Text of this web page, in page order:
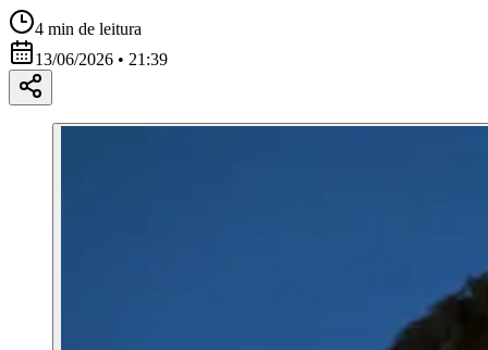
4 min de leitura
13/06/2026 • 21:39